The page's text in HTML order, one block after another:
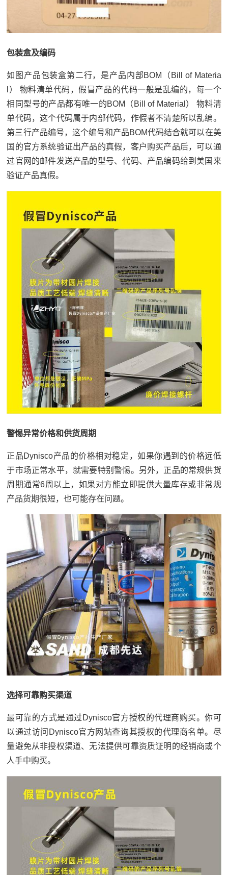
包装盒及编码
如图产品包装盒第二行，是产品内部BOM（Bill of Materia
l） 物料清单代码，假冒产品的代码一般是乱编的，每一个
相同型号的产品都有唯一的BOM（Bill of Material） 物料清
单代码，这个代码属于内部代码，作假者不清楚所以乱编。
第三行产品编号，这个编号和产品BOM代码结合就可以在美
国的官方系统验证出产品的真假，客户购买产品后，可以通
过官网的邮件发送产品的型号、代码、产品编码给到美国来
验证产品真假。
警惕异常价格和供货周期
正品Dynisco产品的价格相对稳定，如果你遇到的价格远低
于市场正常水平，就需要特别警惕。另外，正品的常规供货
周期通常6周以上，如果对方能立即提供大量库存或非常规
产品货期很短，也可能存在问题。
选择可靠购买渠道
最可靠的方式是通过Dynisco官方授权的代理商购买。你可
以通过访问Dynisco官方网站查询其授权的代理商名单。尽
量避免从非授权渠道、无法提供可靠资质证明的经销商或个
人手中购买。